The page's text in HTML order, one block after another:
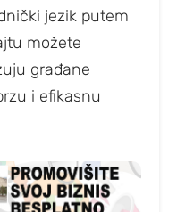
jezik putem
možete
građane
i efikasnu